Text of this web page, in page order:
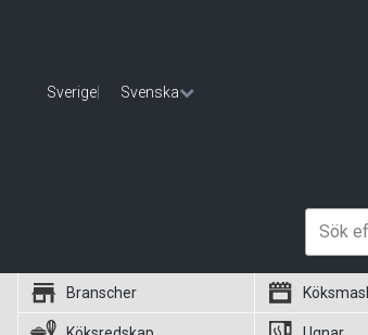
Sverige Svenska
Branscher